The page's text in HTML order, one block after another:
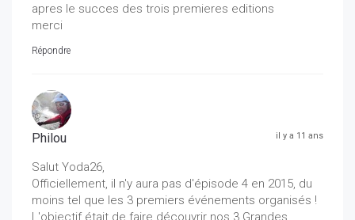
apres le succes des trois premieres editions
merci
Répondre
Philou il y a 11 ans
Salut Yoda26,
Officiellement, il n'y aura pas d'épisode 4 en 2015, du
moins tel que les 3 premiers événements organisés !
L'objectif était de faire découvrir nos 3 Grandes